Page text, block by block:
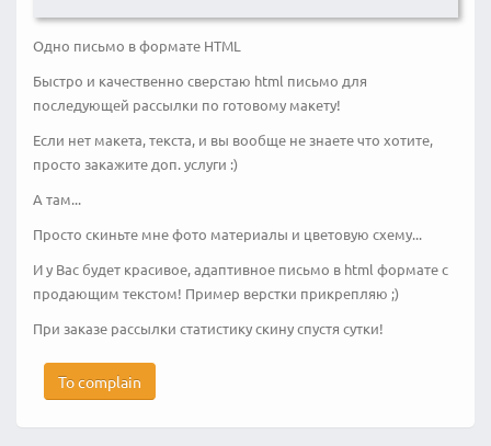
Одно письмо в формате HTML
Быстро и качественно сверстаю html письмо для
последующей рассылки по готовому макету!
Если нет макета, текста, и вы вообще не знаете что хотите,
просто закажите доп. услуги :)
А там...
Просто скиньте мне фото материалы и цветовую схему...
И у Вас будет красивое, адаптивное письмо в html формате с
продающим текстом! Пример верстки прикрепляю ;)
При заказе рассылки статистику скину спустя сутки!
To complain